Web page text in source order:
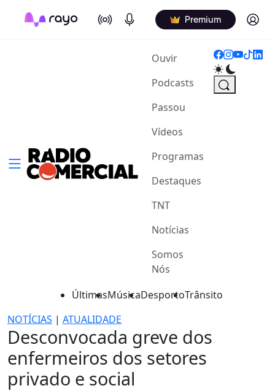
On Air Podcasts Premium Log in
Ouvir(current)
Podcasts
Passou
Vídeos
Programas
Destaques
TNT
Notícias
Somos
Nós
ÚltimasMúsicaDesportoTrânsito
NOTÍCIAS | ATUALIDADE
Desconvocada greve dos
enfermeiros dos setores
privado e social